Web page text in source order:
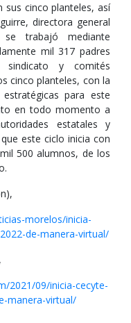
sus cinco planteles, así
directora general
trabajó mediante
mil 317 padres
y comités
cinco planteles, con la
para este
en todo momento a
estatales y
este ciclo inicia con
500 alumnos, de los
morelos/inicia-
de-manera-virtual/
2021/09/inicia-cecyte-
manera-virtual/